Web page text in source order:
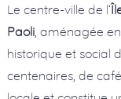
Le centre-ville de l’
Paoli, aménagée
historique et social
centenaires, de